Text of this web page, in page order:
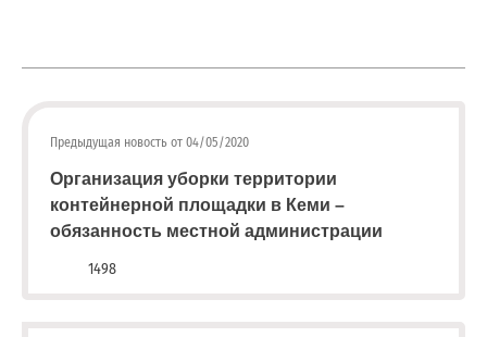
(с
20:00)Предыдущая новость от 04/05/2020
Организация уборки территории
контейнерной площадки в Кеми –
обязанность местной администрации
1498